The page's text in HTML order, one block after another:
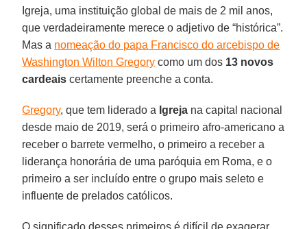
Igreja, uma instituição global de mais de 2 mil anos,
que verdadeiramente merece o adjetivo de “histórica”.
Mas a nomeação do papa Francisco do arcebispo de
Washington Wilton Gregory como um dos 13 novos
cardeais certamente preenche a conta.
Gregory, que tem liderado a Igreja na capital nacional
desde maio de 2019, será o primeiro afro-americano a
receber o barrete vermelho, o primeiro a receber a
liderança honorária de uma paróquia em Roma, e o
primeiro a ser incluído entre o grupo mais seleto e
influente de prelados católicos.
O significado desses primeiros é difícil de exagerar.